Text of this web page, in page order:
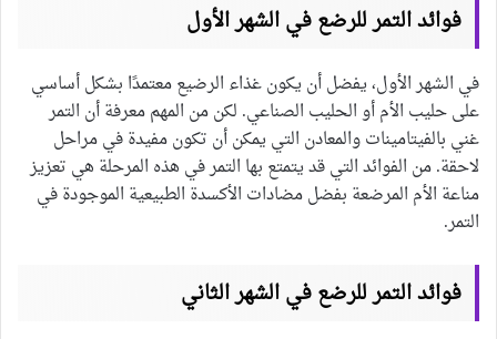
فوائد التمر للرضع في الشهر الأول
في الشهر الأول، يفضل أن يكون غذاء الرضيع معتمدًا بشكل أساسي
على حليب الأم أو الحليب الصناعي. لكن من المهم معرفة أن التمر
غني بالفيتامينات والمعادن التي يمكن أن تكون مفيدة في مراحل
لاحقة. من الفوائد التي قد يتمتع بها التمر في هذه المرحلة هي تعزيز
مناعة الأم المرضعة بفضل مضادات الأكسدة الطبيعية الموجودة في
التمر.
فوائد التمر للرضع في الشهر الثاني